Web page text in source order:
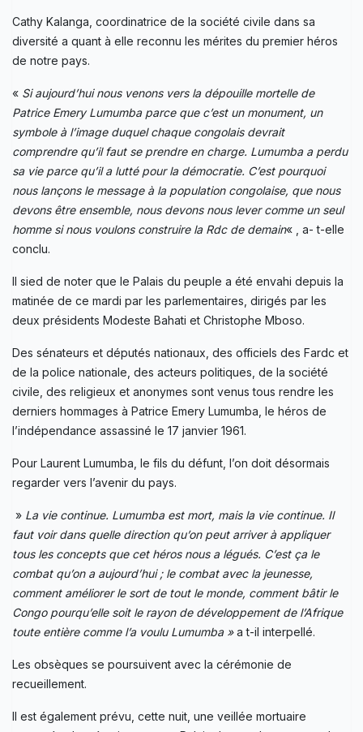
Cathy Kalanga, coordinatrice de la société civile dans sa
diversité a quant à elle reconnu les mérites du premier héros
de notre pays.
« Si aujourd’hui nous venons vers la dépouille mortelle de
Patrice Emery Lumumba parce que c’est un monument, un
symbole à l’image duquel chaque congolais devrait
comprendre qu’il faut se prendre en charge. Lumumba a perdu
sa vie parce qu’il a lutté pour la démocratie. C’est pourquoi
nous lançons le message à la population congolaise, que nous
devons être ensemble, nous devons nous lever comme un seul
homme si nous voulons construire la Rdc de demain« , a- t-elle
conclu.
Il sied de noter que le Palais du peuple a été envahi depuis la
matinée de ce mardi par les parlementaires, dirigés par les
deux présidents Modeste Bahati et Christophe Mboso.
Des sénateurs et députés nationaux, des officiels des Fardc et
de la police nationale, des acteurs politiques, de la société
civile, des religieux et anonymes sont venus tous rendre les
derniers hommages à Patrice Emery Lumumba, le héros de
l’indépendance assassiné le 17 janvier 1961.
Pour Laurent Lumumba, le fils du défunt, l’on doit désormais
regarder vers l’avenir du pays.
» La vie continue. Lumumba est mort, mais la vie continue. Il
faut voir dans quelle direction qu’on peut arriver à appliquer
tous les concepts que cet héros nous a légués. C’est ça le
combat qu’on a aujourd’hui ; le combat avec la jeunesse,
comment améliorer le sort de tout le monde, comment bâtir le
Congo pourqu’elle soit le rayon de développement de l’Afrique
toute entière comme l’a voulu Lumumba »a t-il interpellé.
Les obsèques se poursuivent avec la cérémonie de
recueillement.
Il est également prévu, cette nuit, une veillée mortuaire